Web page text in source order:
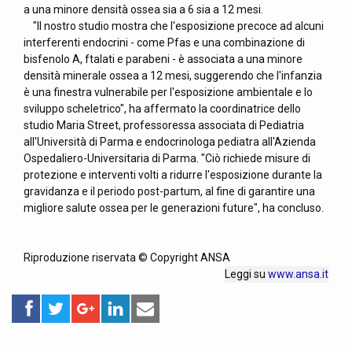
a una minore densità ossea sia a 6 sia a 12 mesi.
"Il nostro studio mostra che l'esposizione precoce ad alcuni
interferenti endocrini - come Pfas e una combinazione di
bisfenolo A, ftalati e parabeni - è associata a una minore
densità minerale ossea a 12 mesi, suggerendo che l'infanzia
è una finestra vulnerabile per l'esposizione ambientale e lo
sviluppo scheletrico", ha affermato la coordinatrice dello
studio Maria Street, professoressa associata di Pediatria
all'Università di Parma e endocrinologa pediatra all'Azienda
Ospedaliero-Universitaria di Parma. "Ciò richiede misure di
protezione e interventi volti a ridurre l'esposizione durante la
gravidanza e il periodo post-partum, al fine di garantire una
migliore salute ossea per le generazioni future", ha concluso.
Riproduzione riservata © Copyright ANSA
Leggi su www.ansa.it